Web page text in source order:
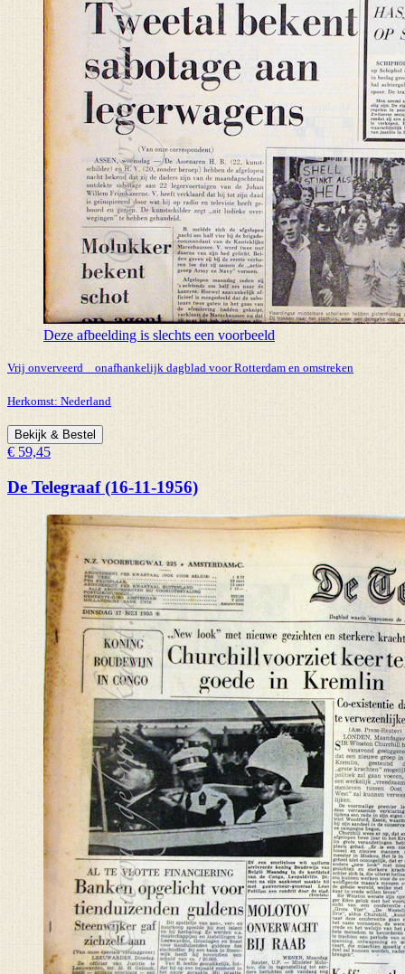
Deze afbeelding is slechts een voorbeeld
Vrij onverveerd _ onafhankelijk dagblad voor Rotterdam en omstreken
Herkomst: Nederland
Bekijk & Bestel
€ 59,45
De Telegraaf (16-11-1956)